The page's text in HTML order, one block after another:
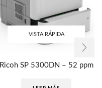
VISTA RÁPIDA
Ricoh SP 5300DN – 52 ppm